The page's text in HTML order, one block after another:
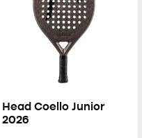
Head Coello Junior
2026